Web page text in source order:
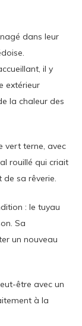
dans leur
il y
extérieur
la chaleur des
vert terne, avec
rouillé qui criait
de sa rêverie.
: le tuyau
Sa
un nouveau
être avec un
à la